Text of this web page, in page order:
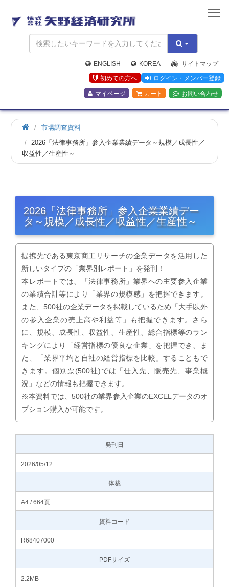
矢
野
経
済
研
究
所
ENGLISH KOREA
サイトマップ
初めての方へ
ログイン・メンバー登録
マイページ カート お問い合わせ
市場調査資料
2026「法律事務所」参入企業業績データ～規模／成長性／
収益性／生産性～
2026「法律事務所」参入企業業績デー
タ～規模／成長性／収益性／生産性～
提携先である東京商工リサーチの企業データを活用した
新しいタイプの「業界別レポート」を発刊！
本レポートでは、「法律事務所」業界への主要参入企業
の業績合計等により「業界の規模感」を把握できます。
また、500社の企業データを掲載しているため「大手以外
の参入企業の売上高や利益等」も把握できます。さら
に、規模、成長性、収益性、生産性、総合指標等のラン
キングにより「経営指標の優良な企業」を把握でき、ま
た、「業界平均と自社の経営指標を比較」することもで
きます。個別票(500社)では「仕入先、販売先、事業概
況」などの情報も把握できます。
※本資料では、500社の業界参入企業のEXCELデータのオ
プション購入が可能です。
発刊日
2026/05/12
体裁
A4 / 664頁
資料コード
R68407000
PDFサイズ
2.2MB